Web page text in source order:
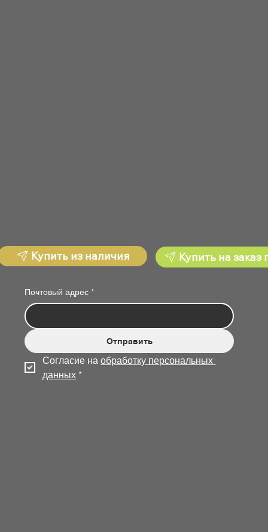
Почтовый адрес *
Отправить
Согласие на обработку персональных
данных *
Купить из наличия Купить на